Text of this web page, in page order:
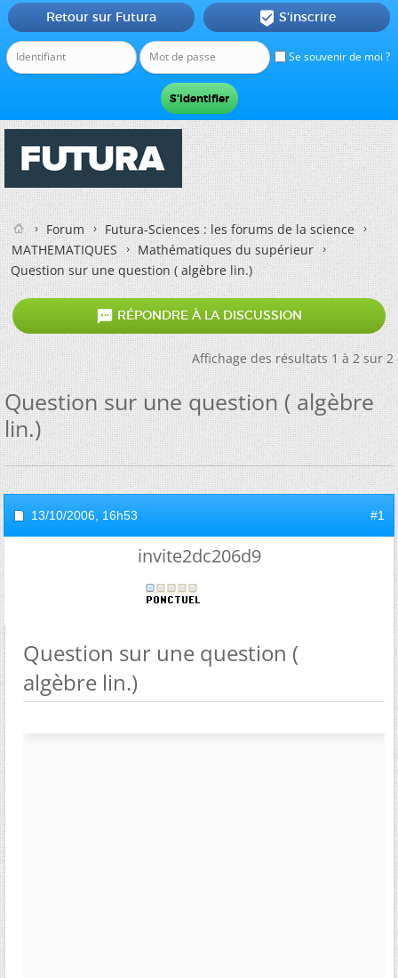
Se souvenir de moi ?
Retour sur Futura  S'inscrire
Forum
Futura-Sciences : les forums de la science
MATHEMATIQUES
Mathématiques du supérieur
Question sur une question ( algèbre lin.)
 RÉPONDRE À LA DISCUSSION
Affichage des résultats 1 à 2 sur 2
Question sur une question ( algèbre
lin.)
13/10/2006, 16h53 #1
invite2dc206d9
Question sur une question (
algèbre lin.)